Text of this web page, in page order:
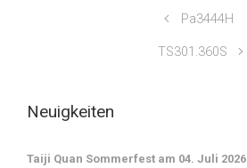
Pa3444H
TS301.360S
Neuigkeiten
Taiji Quan Sommerfest am 04. Juli 2026